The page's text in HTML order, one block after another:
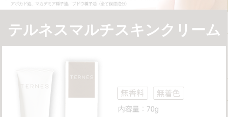
テルネスマルチスキンクリーム